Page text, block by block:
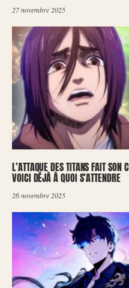
27 novembre 2025
L’ATTAQUE DES TITANS FAIT
VOICI DÉJÀ À QUOI S’ATTENDRE
26 novembre 2025